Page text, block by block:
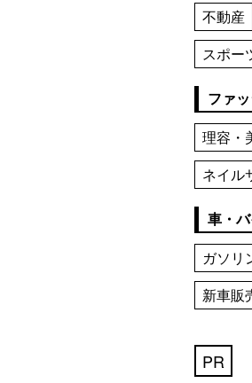
不動産
スポー
ファ
理容・
ネイル
車・
ガソリ
新車販
PR